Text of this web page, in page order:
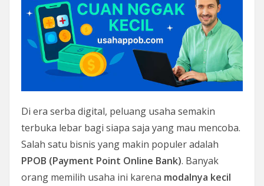
Di era serba digital, peluang usaha semakin
terbuka lebar bagi siapa saja yang mau mencoba.
Salah satu bisnis yang makin populer adalah
PPOB (Payment Point Online Bank). Banyak
orang memilih usaha ini karena modalnya kecil